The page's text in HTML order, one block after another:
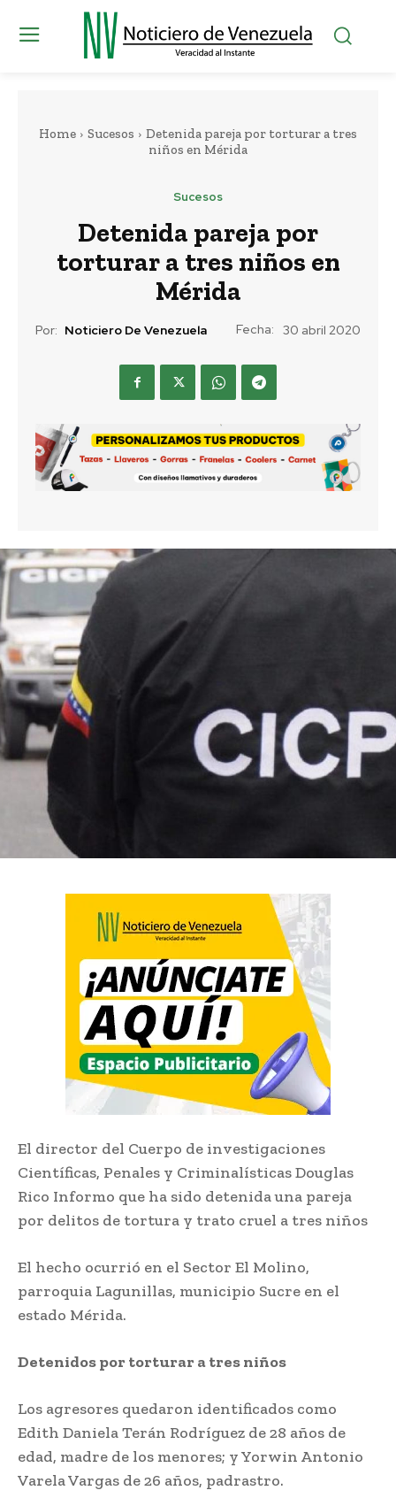
Home Sucesos
Detenida pareja por torturar a tres
niños en Mérida
Sucesos
Detenida pareja por
torturar a tres niños en
Mérida
Por: Noticiero De Venezuela Fecha: 30 abril 2020
El director del Cuerpo de investigaciones
Científicas, Penales y Criminalísticas Douglas
Rico Informo que ha sido detenida una pareja
por delitos de tortura y trato cruel a tres niños
El hecho ocurrió en el Sector El Molino,
parroquia Lagunillas, municipio Sucre en el
estado Mérida.
Detenidos por torturar a tres niños
Los agresores quedaron identificados como
Edith Daniela Terán Rodríguez de 28 años de
edad, madre de los menores; y Yorwin Antonio
Varela Vargas de 26 años, padrastro.